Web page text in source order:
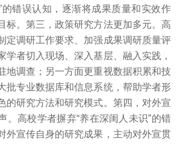
的错误认知，逐渐将成果质量和实效作
标。第三，政策研究方法更加多元。高
定调研工作要求、加强成果调研质量评
学者切入现场、深入基层、融入实践，
地调查；另一方面更重视数据积累和技
批专业数据库和信息系统，帮助学者形
的研究方法和研究模式。第四，对外宣
。高校学者摒弃“养在深闺人未识”的错
外宣传自身的研究成果，主动对外宣贯